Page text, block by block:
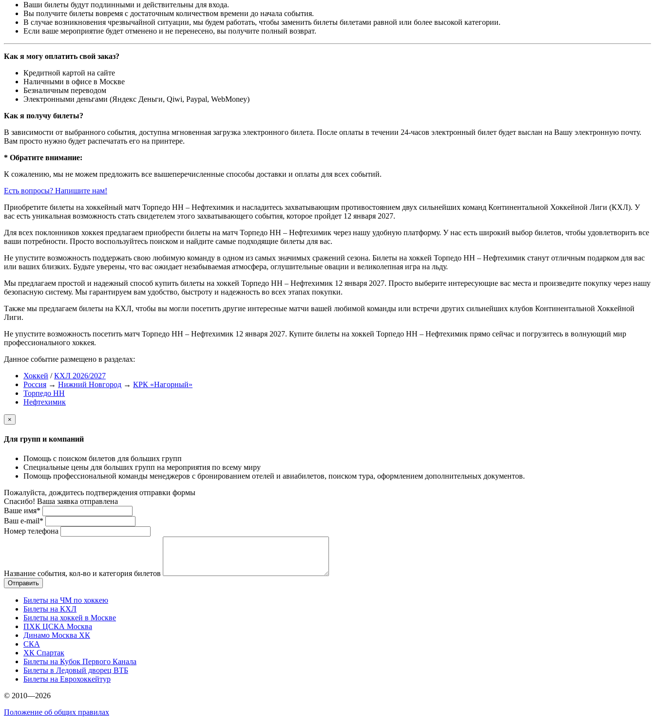
Ваши билеты будут подлинными и действительны для входа.
Вы получите билеты вовремя с достаточным количеством времени до начала события.
В случае возникновения чрезвычайной ситуации, мы будем работать, чтобы заменить билеты билетами равной или более высокой категории.
Если ваше мероприятие будет отменено и не перенесено, вы получите полный возврат.
Как я могу оплатить свой заказ?
Кредитной картой на сайте
Наличными в офисе в Москве
Безналичным переводом
Электронными деньгами (Яндекс Деньги, Qiwi, Paypal, WebMoney)
Как я получу билеты?
В зависимости от выбранного события, доступна мгновенная загрузка электронного билета. После оплаты в течении 24-часов электронный билет будет выслан на Вашу электронную почту.
Вам просто нужно будет распечатать его на принтере.
* Обратите внимание:
К сожалению, мы не можем предложить все вышеперечисленные способы доставки и оплаты для всех событий.
Есть вопросы? Напишите нам!
Приобретите билеты на хоккейный матч Торпедо НН – Нефтехимик и насладитесь захватывающим противостоянием двух сильнейших команд Континентальной Хоккейной Лиги (КХЛ). У
вас есть уникальная возможность стать свидетелем этого захватывающего события, которое пройдет 12 января 2027.
Для всех поклонников хоккея предлагаем приобрести билеты на матч Торпедо НН – Нефтехимик через нашу удобную платформу. У нас есть широкий выбор билетов, чтобы удовлетворить все
ваши потребности. Просто воспользуйтесь поиском и найдите самые подходящие билеты для вас.
Не упустите возможность поддержать свою любимую команду в одном из самых значимых сражений сезона. Билеты на хоккей Торпедо НН – Нефтехимик станут отличным подарком для вас
или ваших близких. Будьте уверены, что вас ожидает незабываемая атмосфера, оглушительные овации и великолепная игра на льду.
Мы предлагаем простой и надежный способ купить билеты на хоккей Торпедо НН – Нефтехимик 12 января 2027. Просто выберите интересующие вас места и произведите покупку через нашу
безопасную систему. Мы гарантируем вам удобство, быстроту и надежность во всех этапах покупки.
Также мы предлагаем билеты на КХЛ, чтобы вы могли посетить другие интересные матчи вашей любимой команды или встречи других сильнейших клубов Континентальной Хоккейной
Лиги.
Не упустите возможность посетить матч Торпедо НН – Нефтехимик 12 января 2027. Купите билеты на хоккей Торпедо НН – Нефтехимик прямо сейчас и погрузитесь в волнующий мир
профессионального хоккея.
Данное событие размещено в разделах:
Хоккей /КХЛ 2026/2027
Россия → Нижний Новгород → КРК «Нагорный»
Торпедо НН
Нефтехимик
×
Для групп и компаний
Помощь с поиском билетов для больших групп
Специальные цены для больших групп на мероприятия по всему миру
Помощь профессиональной команды менеджеров с бронированием отелей и авиабилетов, поиском тура, оформлением дополнительных документов.
Пожалуйста, дождитесь подтверждения отправки формы
Спасибо! Ваша заявка отправлена
Ваше имя*
Ваш e-mail*
Номер телефона
Название события, кол-во и категория билетов
Билеты на ЧМ по хоккею
Билеты на КХЛ
Билеты на хоккей в Москве
ПХК ЦСКА Москва
Динамо Москва ХК
СКА
ХК Спартак
Билеты на Кубок Первого Канала
Билеты в Ледовый дворец ВТБ
Билеты на Еврохоккейтур
© 2010—2026
Положение об общих правилах